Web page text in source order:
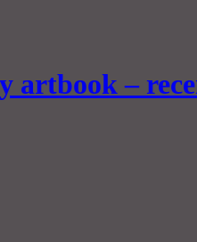
artbook –